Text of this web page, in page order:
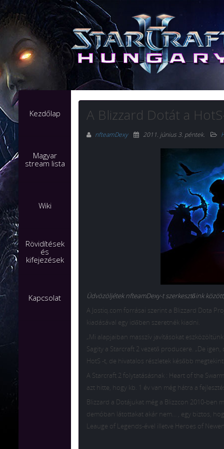
Kezdőlap
Magyar
stream lista
Wiki
Rövidítések
és
kifejezések
Kapcsolat
A Blizzard Dotát a
nfteamDexy 2011. június 3. péntek.
Üdvözöljétek nfteamDexy-t szerkesztőink
A Jostiq.com forrásai szerint a Blizzard Dota
kiadásával egy időben szeretnék kiadni.
„Mi alapjaiban masszív javításokat
Sagity a Starcraft 2 vezető producere. „De
HotS -t, de hivatalos részletek később
A Starcraft 2 folytatásásnak : Heart of the
azt hitte, hogy kb. 1 év van még hátra a
Blizzard a Dotájukat még a Blizzcon 2010-ben
demóban látottakat akár nem… , egy biztos,
Leauge of Legends-ével illetve Heroes of